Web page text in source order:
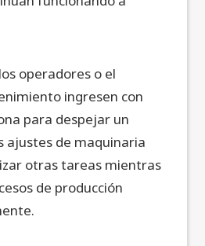
operadores o el
ingresen con
para despejar un
ajustes de maquinaria
otras tareas mientras
de producción